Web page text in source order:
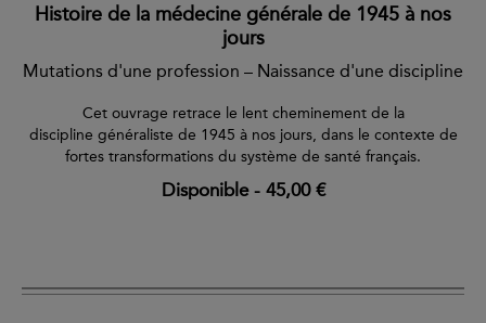
Histoire de la médecine générale de 1945 à nos
jours
Mutations d'une profession – Naissance d'une discipline
Cet ouvrage retrace le lent cheminement de la
discipline généraliste de 1945 à nos jours, dans le contexte de
fortes transformations du système de santé français.
Disponible- 45,00 €